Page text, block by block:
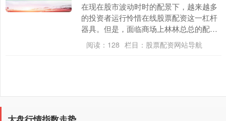
在现在股市波动时时的配景下，越来越多
的投资者运行怜惜在线股票配资这一杠杆
器具。但是，面临商场上林林总总的配资
平台天元证券股票配资服务介绍｜专业配
资助力交易布局升....
阅读： 128 栏目： 股票配资网站导航